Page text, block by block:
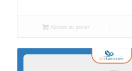
Ajouter au panier